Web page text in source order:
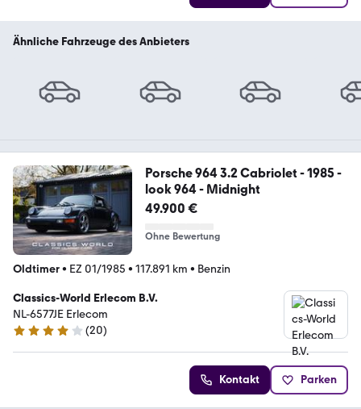
Ähnliche Fahrzeuge des Anbieters
Porsche 964 3.2 Cabriolet - 1985 -
look 964 - Midnight
49.900 €
Ohne Bewertung
Oldtimer• EZ 01/1985 • 117.891 km • Benzin
Classics-World Erlecom B.V.
NL-6577JE Erlecom
3.8 Sterne
(20)
Kontakt Parken